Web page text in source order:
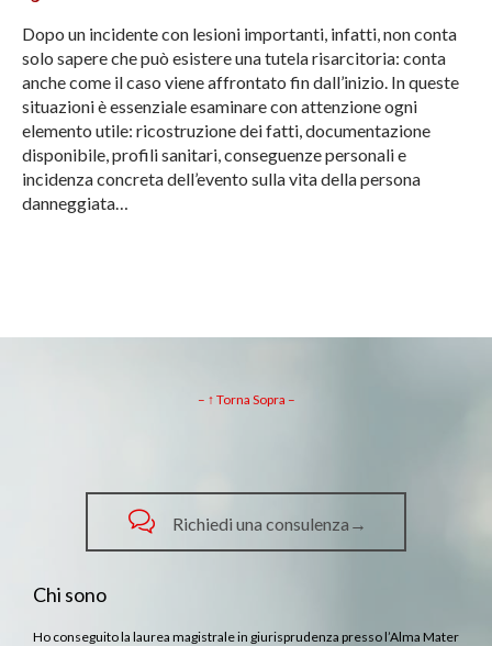
Dopo un incidente con lesioni importanti, infatti, non conta
solo sapere che può esistere una tutela risarcitoria: conta
anche come il caso viene affrontato fin dall’inizio. In queste
situazioni è essenziale esaminare con attenzione ogni
elemento utile: ricostruzione dei fatti, documentazione
disponibile, profili sanitari, conseguenze personali e
incidenza concreta dell’evento sulla vita della persona
danneggiata…
– ↑ Torna Sopra –
 Richiedi una consulenza→
Chi sono
Ho conseguito la laurea magistrale in giurisprudenza presso l’Alma Mater